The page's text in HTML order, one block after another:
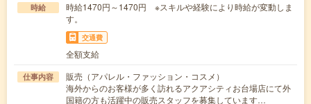
時給
時給1470円～1470円 ※スキルや経験により時給が変動しま
す。
交通費
全額支給
仕事内容
販売（アパレル・ファッション・コスメ）
海外からのお客様が多く訪れるアクアシティお台場店にて外
国籍の方も活躍中の販売スタッフを募集しています…